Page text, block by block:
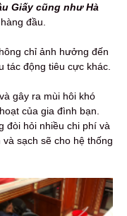
Giấy cũng như Hà
đầu.
chỉ ảnh hưởng đến
tác động tiêu cực khác.
gây ra mùi hôi khó
của gia đình bạn.
đòi hỏi nhiều chi phí và
sạch sẽ cho hệ thống